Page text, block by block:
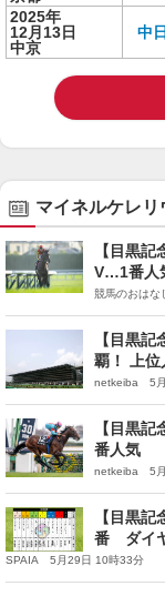
2025年
12月13日
中京
中
マイネルケレリ
【目黒
V…1番人
競馬のおは
【目黒
覇！ 上位
netkeiba 5
【目黒
番人気
netkeiba 5
【目黒
番 ダイ
SPAIA 5月29日 10時33分